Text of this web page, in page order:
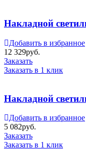
Накладной
Добавить в избранное
12 329руб.
Заказать
Заказать в 1 клик
Накладной
Добавить в избранное
5 082руб.
Заказать
Заказать в 1 клик